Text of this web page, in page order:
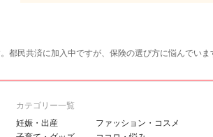
都民共済に加入中ですが、保険の選び方に悩んでい
カテゴリー一覧
妊娠・出産
ファッション・コスメ